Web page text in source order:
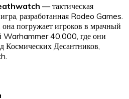
— тактическая
разработанная Rodeo Games.
погружает игроков в мрачный
Warhammer 40,000, где они
Космических Десантников,